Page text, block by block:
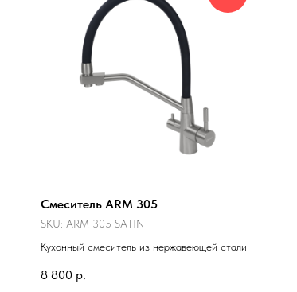
Смеситель ARM 305
SKU: ARM 305 SATIN
Кухонный смеситель из нержавеющей стали
8 800 р.